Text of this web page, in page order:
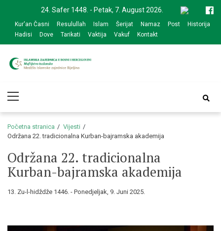
navigation
content
24. Safer 1448. - Petak, 7. August 2026.
Kur'an Časni Resulullah Islam Šerijat Namaz Post
Historija
Hadisi
Dove Tarikati Vaktija Vakuf Kontakt
zajednice Bijeljina
Menu
Početna stranica
Vijesti
Održana 22. tradicionalna Kurban-bajramska akademija
Održana 22. tradicionalna
Kurban-bajramska akademija
13. Zu-l-hidždže 1446. - Ponedjeljak, 9. Juni 2025.